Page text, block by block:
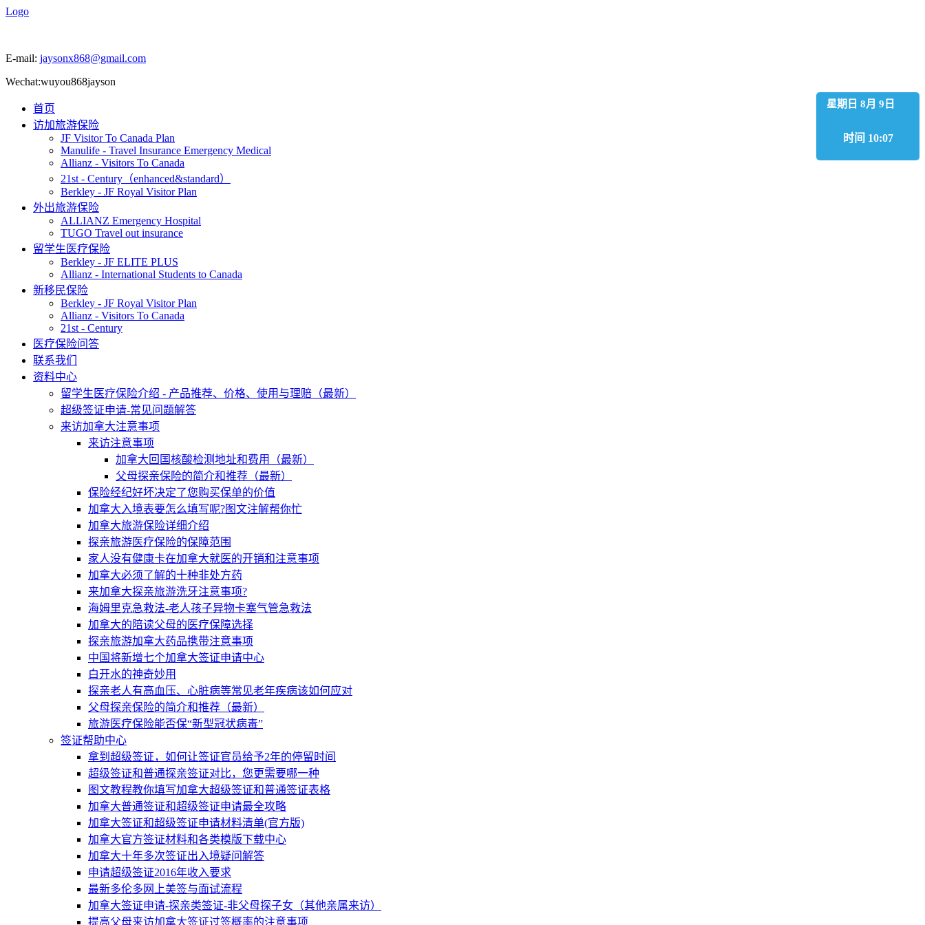
Logo
E-mail: jaysonx868@gmail.com
Wechat:wuyou868jayson
星期日 8月 9日
时间 10:07
首页
访加旅游保险
JF Visitor To Canada Plan
Manulife - Travel Insurance Emergency Medical
Allianz - Visitors To Canada
21st - Century（enhanced&standard）
Berkley - JF Royal Visitor Plan
外出旅游保险
ALLIANZ Emergency Hospital
TUGO Travel out insurance
留学生医疗保险
Berkley - JF ELITE PLUS
Allianz - International Students to Canada
新移民保险
Berkley - JF Royal Visitor Plan
Allianz - Visitors To Canada
21st - Century
医疗保险问答
联系我们
资料中心
留学生医疗保险介绍 - 产品推荐、价格、使用与理赔（最新）
超级签证申请-常见问题解答
来访加拿大注意事项
来访注意事项
加拿大回国核酸检测地址和费用（最新）
父母探亲保险的简介和推荐（最新）
保险经纪好坏决定了您购买保单的价值
加拿大入境表要怎么填写呢?图文注解帮你忙
加拿大旅游保险详细介绍
探亲旅游医疗保险的保障范围
家人没有健康卡在加拿大就医的开销和注意事项
加拿大必须了解的十种非处方药
来加拿大探亲旅游洗牙注意事项?
海姆里克急救法-老人孩子异物卡塞气管急救法
加拿大的陪读父母的医疗保障选择
探亲旅游加拿大药品携带注意事项
中国将新增七个加拿大签证申请中心
白开水的神奇妙用
探亲老人有高血压、心脏病等常见老年疾病该如何应对
父母探亲保险的简介和推荐（最新）
旅游医疗保险能否保“新型冠状病毒”
签证帮助中心
拿到超级签证，如何让签证官员给予2年的停留时间
超级签证和普通探亲签证对比，您更需要哪一种
图文教程教你填写加拿大超级签证和普通签证表格
加拿大普通签证和超级签证申请最全攻略
加拿大签证和超级签证申请材料清单(官方版)
加拿大官方签证材料和各类模版下载中心
加拿大十年多次签证出入境疑问解答
申请超级签证2016年收入要求
最新多伦多网上美签与面试流程
加拿大签证申请-探亲类签证-非父母探子女（其他亲属来访）
提高父母来访加拿大签证过签概率的注意事项